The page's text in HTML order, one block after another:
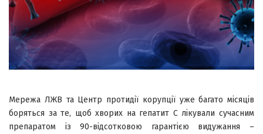
Мережа ЛЖВ та Центр протидії корупції уже багато місяців
боряться за те, щоб хворих на гепатит С лікували сучасним
препаратом із 90-відсотковою гарантією видужання –